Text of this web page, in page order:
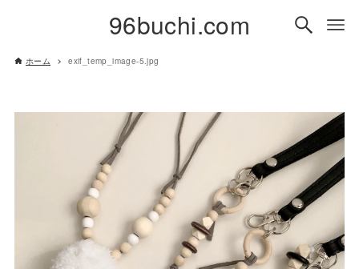
96buchi.com
ホーム exif_temp_image-5.jpg